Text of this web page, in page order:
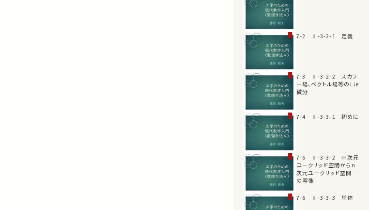
7-2 Ⅱ-3-2-1 定義
7-3 Ⅱ-3-2-2 スカラ
ー場、ベクトル場等のLie
微分
7-4 Ⅱ-3-3-1 初めに
7-5 Ⅱ-3-3-2 m次元
ユークリッド空間からn
次元ユークリッド空間へ
の写像
7-6 Ⅱ-3-3-3 単体